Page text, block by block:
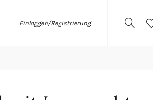
Einloggen/Registrierung